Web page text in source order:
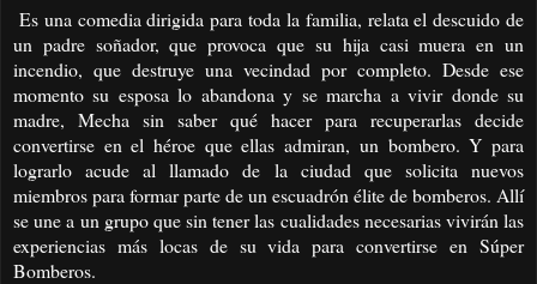
Es una comedia dirigida para toda la familia, relata el descuido de
un padre soñador, que provoca que su hija casi muera en un
incendio, que destruye una vecindad por completo. Desde ese
momento su esposa lo abandona y se marcha a vivir donde su
madre, Mecha sin saber qué hacer para recuperarlas decide
convertirse en el héroe que ellas admiran, un bombero. Y para
lograrlo acude al llamado de la ciudad que solicita nuevos
miembros para formar parte de un escuadrón élite de bomberos. Allí
se une a un grupo que sin tener las cualidades necesarias vivirán las
experiencias más locas de su vida para convertirse en Súper
Bomberos.